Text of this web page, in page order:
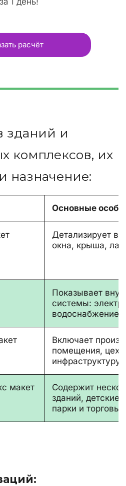
расчёт
зданий и
комплексов, их
назначение:
Основные
Детализирует
окна, крыша,
Показывает
системы:
водоснабжение,
Включает
помещения,
инфраструктуру
макет
Содержит
зданий,
парки и